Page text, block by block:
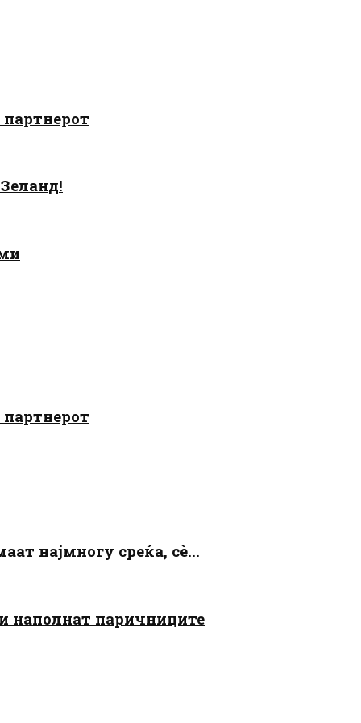
најмногу среќа, сè...
наполнат паричниците